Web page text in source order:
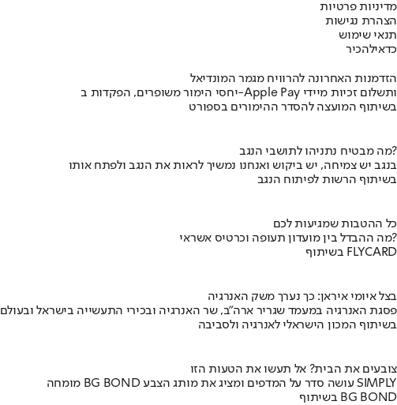
מדיניות פרטיות
הצהרת נגישות
תנאי שימוש
כדאילהכיר
הזדמנות האחרונה להרוויח מגמר המונדיאל
יחסי הימור משופרים, הפקדות ב-Apple Pay ותשלום זכיות מיידי
בשיתוף המועצה להסדר ההימורים בספורט
מה מבטיח נתניהו לתושבי הנגב?
בנגב יש צמיחה, יש ביקוש ואנחנו נמשיך לראות את הנגב ולפתח אותו
בשיתוף הרשות לפיתוח הנגב
כל ההטבות שמגיעות לכם
מה ההבדל בין מועדון תעופה וכרטיס אשראי?
בשיתוף FLYCARD
בצל איומי איראן: כך נערך משק האנרגיה
פסגת האנרגיה במעמד שגריר ארה"ב, שר האנרגיה ובכירי התעשייה בישראל ובעולם
בשיתוף המכון הישראלי לאנרגיה ולסביבה
צובעים את הבית? אל תעשו את הטעות הזו
מומחה BG BOND עושה סדר על המדפים ומציג את מותג הצבע SIMPLY
בשיתוף BG BOND